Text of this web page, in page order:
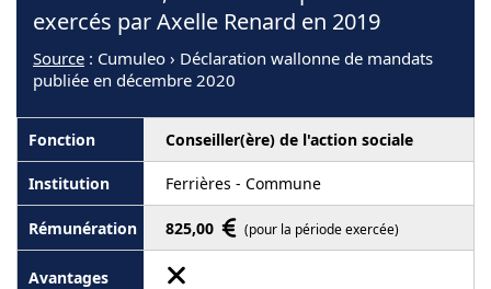
exercés par Axelle Renard en 2019
Source : Cumuleo › Déclaration wallonne de mandats
publiée en décembre 2020
Conseiller(ère) de l'action sociale
Ferrières - Commune
825,00 (pour la période exercée)